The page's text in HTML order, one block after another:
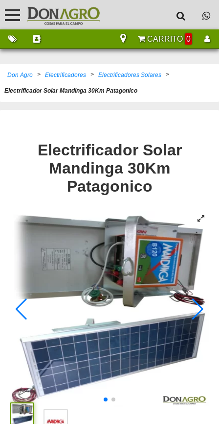
CARRITO 0
Don Agro > Electrificadores > Electrificadores Solares >
Electrificador Solar Mandinga 30Km Patagonico
Electrificador Solar
Mandinga 30Km
Patagonico